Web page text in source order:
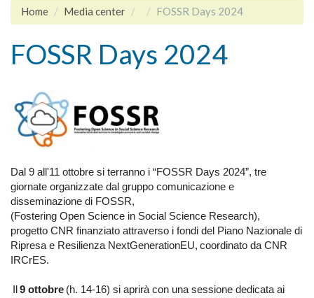
Home Media center FOSSR Days 2024
FOSSR Days 2024
Dal 9 all'11 ottobre si terranno i “FOSSR Days 2024”, tre
giornate organizzate dal gruppo comunicazione e
disseminazione di FOSSR,
(Fostering Open Science in Social Science Research),
progetto CNR finanziato attraverso i fondi del Piano Nazionale di
Ripresa e Resilienza NextGenerationEU, coordinato da CNR
IRCrES.
9 ottobre (h. 14-16) si aprirà con una sessione dedicata ai